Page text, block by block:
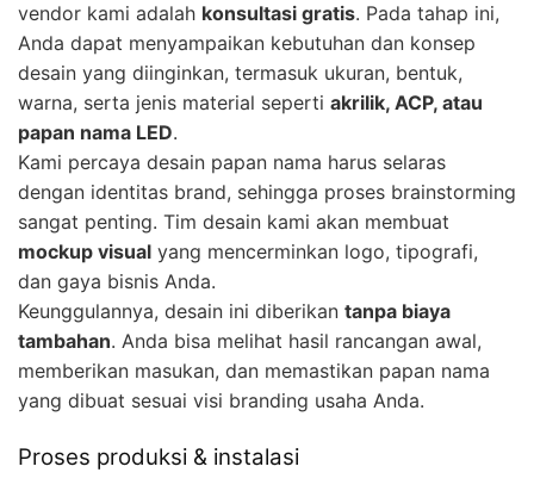
vendor kami adalah konsultasi gratis. Pada tahap ini,
Anda dapat menyampaikan kebutuhan dan konsep
desain yang diinginkan, termasuk ukuran, bentuk,
warna, serta jenis material seperti akrilik, ACP, atau
papan nama LED.
Kami percaya desain papan nama harus selaras
dengan identitas brand, sehingga proses brainstorming
sangat penting. Tim desain kami akan membuat
mockup visual yang mencerminkan logo, tipografi,
dan gaya bisnis Anda.
Keunggulannya, desain ini diberikan tanpa biaya
tambahan. Anda bisa melihat hasil rancangan awal,
memberikan masukan, dan memastikan papan nama
yang dibuat sesuai visi branding usaha Anda.
Proses produksi & instalasi